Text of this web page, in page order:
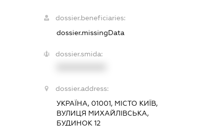
dossier.beneficiaries:
dossier.missingData
dossier.smida:
dossier.address:
УКРАЇНА, 01001, МІСТО КИЇВ,
ВУЛИЦЯ МИХАЙЛІВСЬКА,
БУДИНОК 12